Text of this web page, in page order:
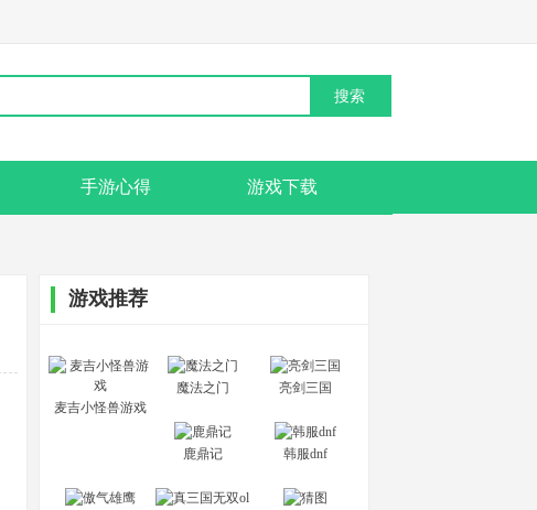
手游心得 游戏下载
游戏推荐
麦吉小怪兽游戏
魔法之门 亮剑三国
鹿鼎记 韩服dnf